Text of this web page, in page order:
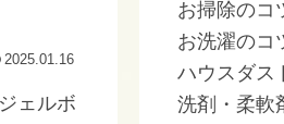
2025.01.16
ェルボ
お掃除のコ
お洗濯のコ
ハウスダス
洗剤・柔軟